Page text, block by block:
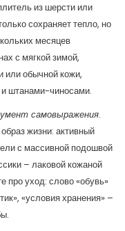
из шерсти или
сохраняет тепло, но
месяцев
с мягкой зимой,
или обычной кожи,
и штанами-чиносами.
самовыражения.
жизни: активный
с массивной подошвой
– лаковой кожаной
про уход: слово «обувь»
«условия хранения» –